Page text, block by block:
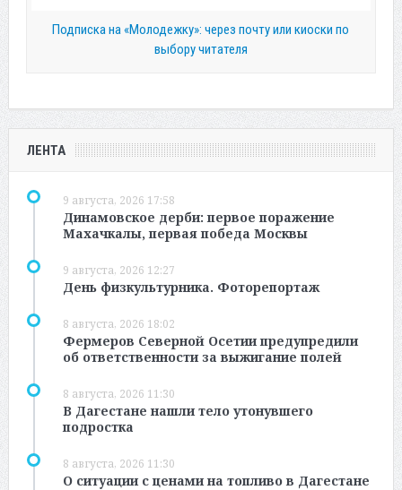
Подписка на «Молодежку»: через почту или киоски по
выбору читателя
ЛЕНТА
9 августа, 2026 17:58
Динамовское дерби: первое поражение
Махачкалы, первая победа Москвы
9 августа, 2026 12:27
День физкультурника. Фоторепортаж
8 августа, 2026 18:02
Фермеров Северной Осетии предупредили
об ответственности за выжигание полей
8 августа, 2026 11:30
В Дагестане нашли тело утонувшего
подростка
8 августа, 2026 11:30
О ситуации с ценами на топливо в Дагестане